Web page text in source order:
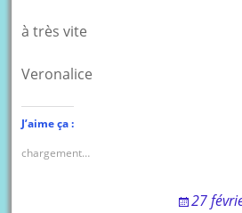
à très vite
Veronalice
J’aime ça :
chargement…
27